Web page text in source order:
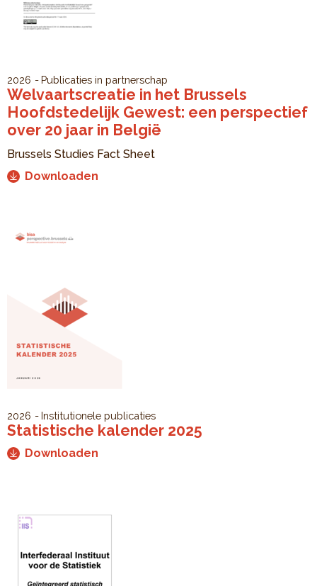
2026 Publicaties in partnerschap
Welvaartscreatie in het Brussels
Hoofdstedelijk Gewest: een perspectief
over 20 jaar in België
Brussels Studies Fact Sheet
Downloaden
2026 Institutionele publicaties
Statistische kalender 2025
Downloaden